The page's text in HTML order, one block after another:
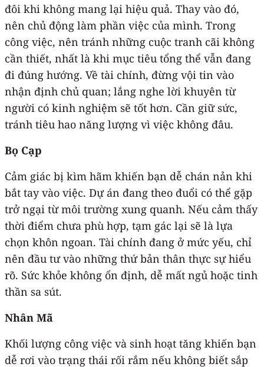
đôi khi không mang lại hiệu quả. Thay vào đó,
nên chủ động làm phần việc của mình. Trong
công việc, nên tránh những cuộc tranh cãi không
cần thiết, nhất là khi mục tiêu tổng thể vẫn đang
đi đúng hướng. Về tài chính, đừng vội tin vào
nhận định chủ quan; lắng nghe lời khuyên từ
người có kinh nghiệm sẽ tốt hơn. Cần giữ sức,
tránh tiêu hao năng lượng vì việc không đâu.
Bọ Cạp
Cảm giác bị kìm hãm khiến bạn dễ chán nản khi
bắt tay vào việc. Dự án đang theo đuổi có thể gặp
trở ngại từ môi trường xung quanh. Nếu cảm thấy
thời điểm chưa phù hợp, tạm gác lại sẽ là lựa
chọn khôn ngoan. Tài chính đang ở mức yếu, chỉ
nên đầu tư vào những thứ bản thân thực sự hiểu
rõ. Sức khỏe không ổn định, dễ mất ngủ hoặc tinh
thần sa sút.
Nhân Mã
Khối lượng công việc và sinh hoạt tăng khiến bạn
dễ rơi vào trạng thái rối rắm nếu không biết sắp